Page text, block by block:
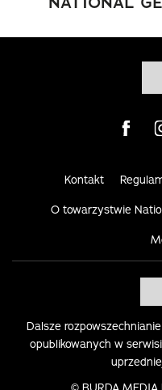
Visit us
Kontakt
O towarzystwie
Dalsze
opublikowanych w